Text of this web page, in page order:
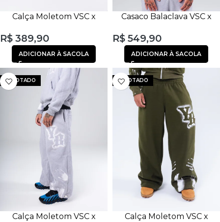
Calça Moletom VSC x
R$ 389,90
ADICIONAR À SACOLA
Casaco Balaclava VSC x
R$ 549,90
ADICIONAR À SACOLA
ESGOTADO
Calça Moletom VSC x
ESGOTADO
Calça Moletom VSC x